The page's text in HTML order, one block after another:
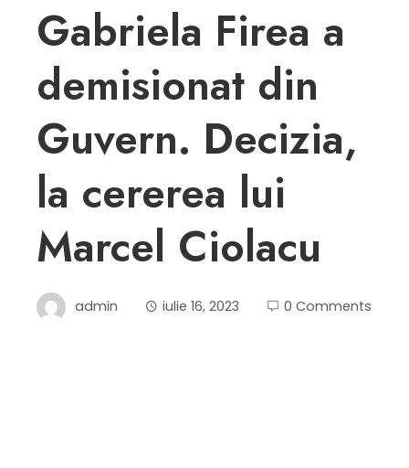
Gabriela Firea a
demisionat din
Guvern. Decizia,
la cererea lui
Marcel Ciolacu
admin iulie 16, 2023 0 Comments